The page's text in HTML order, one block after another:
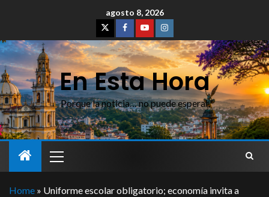
agosto 8, 2026
En Esta Hora
Porque la noticia… no puede esperar
Home » Uniforme escolar obligatorio; economía invita a